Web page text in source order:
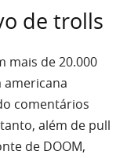
de trolls
mais de 20.000
americana
comentários
além de pull
de DOOM,